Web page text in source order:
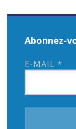
Abonnez-
E-MAIL *